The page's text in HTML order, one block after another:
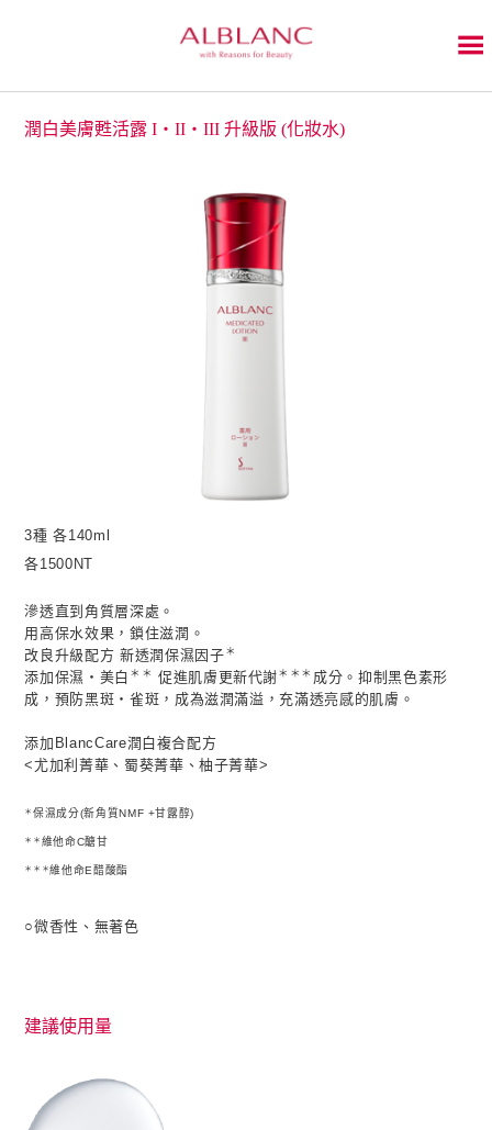
潤白美膚甦活露 I・II・III 升級版 (化妝水)
3種 各140ml
各1500NT
滲透直到角質層深處。
用高保水效果，鎖住滋潤。
改良升級配方 新透潤保濕因子＊
添加保濕‧美白 ＊＊ 促進肌膚更新代謝＊＊＊ 成分。抑制黑色素形
成，預防黑斑‧雀斑，成為滋潤滿溢，充滿透亮感的肌膚。
添加BlancCare潤白複合配方
<尤加利菁華、蜀葵菁華、柚子菁華>
＊保濕成分(新角質NMF +甘露醇)
＊＊ 維他命C醣甘
＊＊＊維他命E醋酸酯
○微香性、無著色
建議使用量